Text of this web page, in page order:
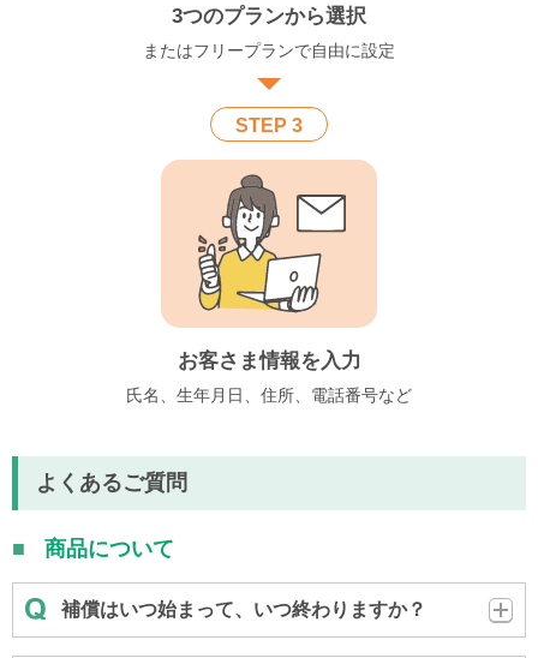
3つのプランから選択
またはフリープランで自由に設定
STEP 3
お客さま情報を入力
氏名、生年月日、住所、 電話番号など
よくあるご質問
商品について
補償はいつ始まって、いつ終わりますか？